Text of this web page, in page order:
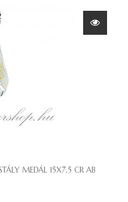
MEDÁL 15X7,5 CR AB